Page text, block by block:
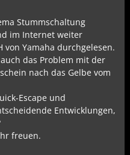
Stummschaltung
im Internet weiter
von Yamaha durchgelesen.
das Problem mit der
nach das Gelbe vom
Escape und
Entwicklungen,
freuen.